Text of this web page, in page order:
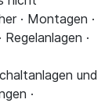
· Montagen ·
·
und
·